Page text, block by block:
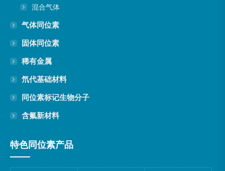
混合气体
气体同位素
固体同位素
稀有金属
氘代基础材料
同位素标记生物分子
含氟新材料
特色同位素产品